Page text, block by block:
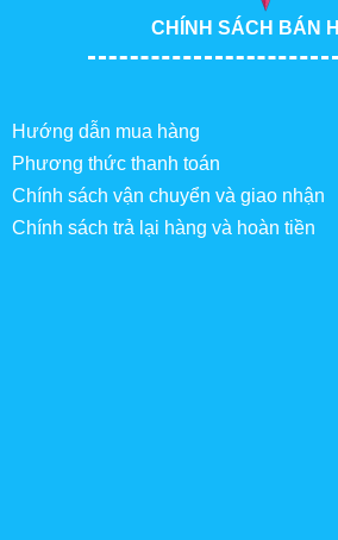
CHÍNH SÁCH BÁN
Hướng dẫn mua hàng
Phương thức thanh toán
Chính sách vận chuyển và giao nhận
Chính sách trả lại hàng và hoàn tiền